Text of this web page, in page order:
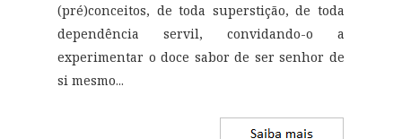
(pré)conceitos, de toda superstição, de toda
dependência servil, convidando-o a
experimentar o doce sabor de ser senhor de
si mesmo...